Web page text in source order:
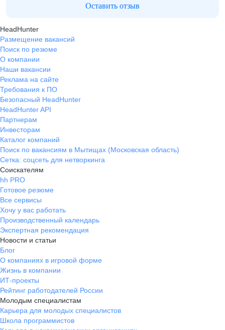
Оставить отзыв
HeadHunter
Размещение вакансий
Поиск по резюме
О компании
Наши вакансии
Реклама на сайте
Требования к ПО
Безопасный HeadHunter
HeadHunter API
Партнерам
Инвесторам
Каталог компаний
Поиск по вакансиям в Мытищах (Московская область)
Сетка: соцсеть для нетворкинга
Соискателям
hh PRO
Готовое резюме
Все сервисы
Хочу у вас работать
Производственный календарь
Экспертная рекомендация
Новости и статьи
Блог
О компаниях в игровой форме
Жизнь в компании
ИТ-проекты
Рейтинг работодателей России
Молодым специалистам
Карьера для молодых специалистов
Школа программистов